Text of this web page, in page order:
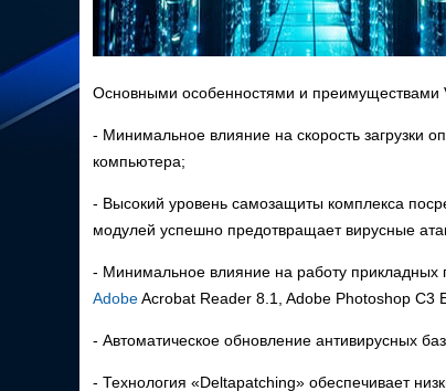
Основными особенностями и
- Минимальное влияние на скорость загрузки
компьютера;
- Высокий уровень самозащиты комплекса
модулей успешно предотвращает вирусные
- Минимальное влияние на работу прикладных
AdobeAcrobat Reader 8.1, Adobe Photoshop C3
- Автоматическое обновление антивирусных
- Технология «Deltapatching» обеспечивает